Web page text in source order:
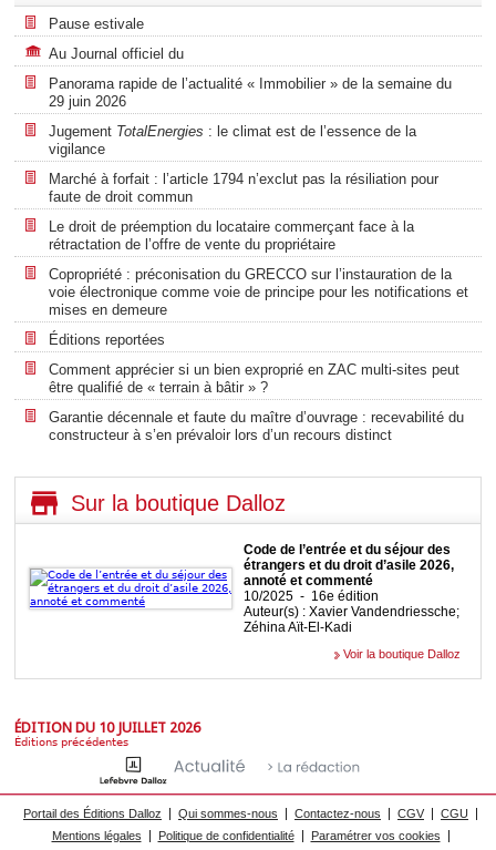
Pause estivale
Au Journal officiel du
Panorama rapide de l’actualité « Immobilier » de la semaine du
29 juin 2026
Jugement TotalEnergies : le climat est de l’essence de la
vigilance
Marché à forfait : l’article 1794 n’exclut pas la résiliation pour
faute de droit commun
Le droit de préemption du locataire commerçant face à la
rétractation de l’offre de vente du propriétaire
Copropriété : préconisation du GRECCO sur l’instauration de la
voie électronique comme voie de principe pour les notifications et
mises en demeure
Éditions reportées
Comment apprécier si un bien exproprié en ZAC multi-sites peut
être qualifié de « terrain à bâtir » ?
Garantie décennale et faute du maître d’ouvrage : recevabilité du
constructeur à s’en prévaloir lors d’un recours distinct
Sur la boutique Dalloz
Code de l’entrée et du séjour des
étrangers et du droit d’asile 2026,
annoté et commenté
10/2025 - 16e édition
Auteur(s) : Xavier Vandendriessche;
Zéhina Aït-El-Kadi
Voir la boutique Dalloz
ÉDITION DU 10 JUILLET 2026
Éditions précédentes
Portail des Éditions Dalloz Qui sommes-nous Contactez-nous CGV
CGU
Mentions légales
Politique de confidentialité Paramétrer vos cookies